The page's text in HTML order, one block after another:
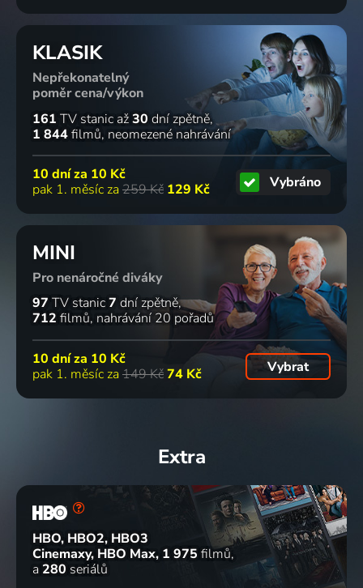
KLASIK
Nepřekonatelný
poměr cena/výkon
161 TV stanic až30 dní zpětně
1 844filmů neomezené nahrávání
10 dní za 10 Kč
pak 1. měsíc za 259 Kč 129 Kč Vybráno
MINI
Pro nenáročné diváky
97 TV stanic7 dní zpětně
712 filmů nahrávání 20 pořadů
10 dní za 10 Kč
pak 1. měsíc za 149 Kč74 Kč Vybrat
Extra
HBO, HBO2, HBO3
Cinemaxy, HBO Max 1 975 filmů
a 280 seriálů